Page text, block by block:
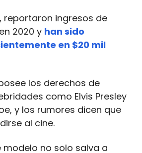
reportaron ingresos de
2020 y han sido
en $20 mil
los derechos de
como Elvis Presley
y los rumores dicen que
al cine.
modelo no solo salva a